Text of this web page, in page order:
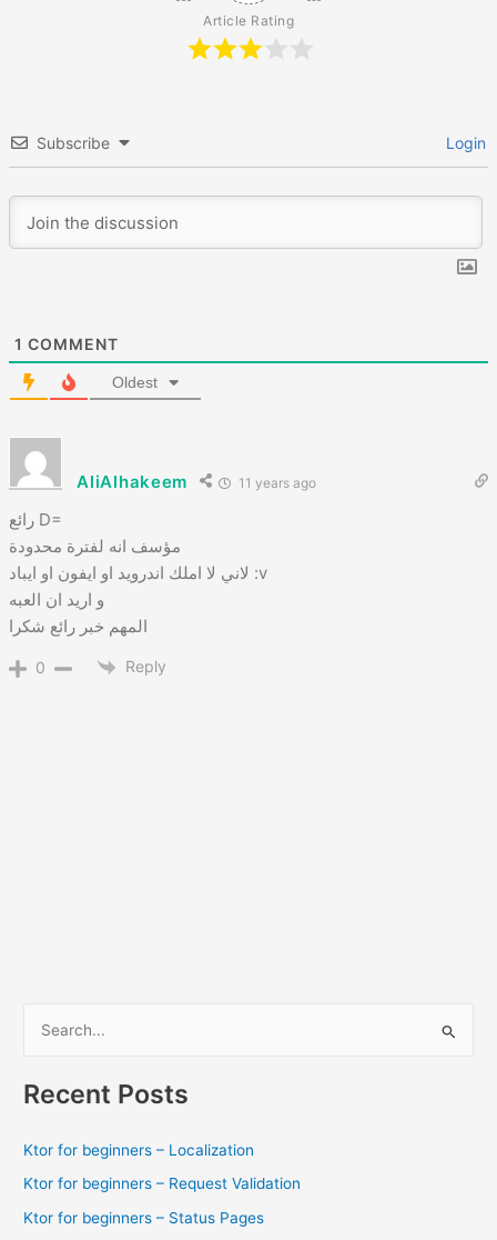
Article Rating
Subscribe Login
1 COMMENT
Oldest
AliAlhakeem 11 years ago
رائع D=
مؤسف انه لفترة محدودة
لاني لا املك اندرويد او ايفون او ايباد :v
و اريد ان العبه
المهم خبر رائع شكرا
0 Reply
r
o
Recent Posts
Ktor for beginners – Localization
Ktor for beginners – Request Validation
Ktor for beginners – Status Pages